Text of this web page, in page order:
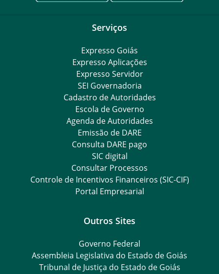
Serviços
Expresso Goiás
Expresso Aplicações
Expresso Servidor
SEI Governadoria
Cadastro de Autoridades
Escola de Governo
Agenda de Autoridades
Emissão de DARE
Consulta DARE pago
SIC digital
Consultar Processos
Controle de Incentivos Financeiros (SIC-CIF)
Portal Empresarial
Outros Sites
Governo Federal
Assembleia Legislativa do Estado de Goiás
Tribunal de Justiça do Estado de Goiás